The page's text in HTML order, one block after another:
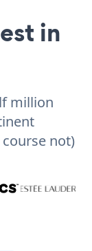
in
million
not)